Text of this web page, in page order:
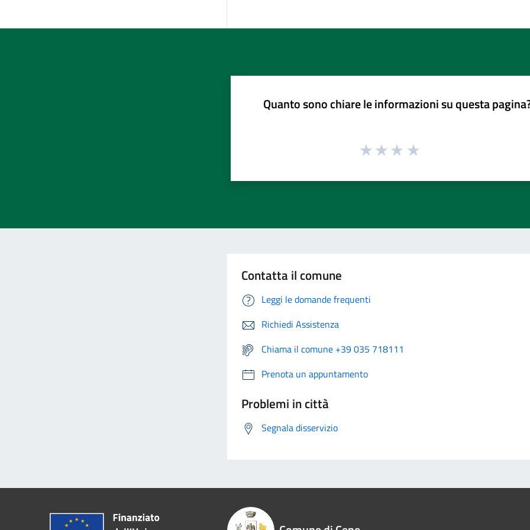
Quanto sono chiare le informazioni su questa
Contatta il comune
Leggi le domande frequenti
Richiedi Assistenza
Chiama il comune +39 035 718111
Prenota un appuntamento
Problemi in città
Segnala disservizio